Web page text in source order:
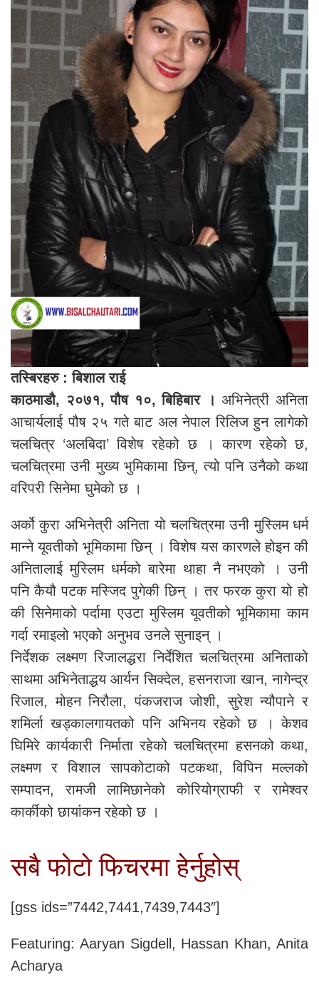
तस्बिरहरु : बिशाल राई
काठमाडौ, २०७१, पौष १०, बिहिबार । अभिनेत्री अनिता
आचार्यलाई पौष २५ गते बाट अल नेपाल रिलिज हुन लागेको
चलचित्र ‘अलबिदा’ विशेष रहेको छ । कारण रहेको छ,
चलचित्रमा उनी मुख्य भुमिकामा छिन्, त्यो पनि उनैको कथा
वरिपरी सिनेमा घुमेको छ ।
अर्को कुरा अभिनेत्री अनिता यो चलचित्रमा उनी मुस्लिम धर्म
मान्ने यूवतीको भूमिकामा छिन् । विशेष यस कारणले होइन की
अनितालाई मुस्लिम धर्मको बारेमा थाहा नै नभएको । उनी
पनि कैयौ पटक मस्जिद पुगेकी छिन् । तर फरक कुरा यो हो
की सिनेमाको पर्दामा एउटा मुस्लिम यूवतीको भूमिकामा काम
गर्दा रमाइलो भएको अनुभव उनले सुनाइन् ।
निर्देशक लक्ष्मण रिजालद्धरा निर्देशित चलचित्रमा अनिताको
साथमा अभिनेताद्धय आर्यन सिक्देल, हसनराजा खान, नागेन्द्र
रिजाल, मोहन निरौला, पंकजराज जोशी, सुरेश न्यौपाने र
शमिर्ला खड्कालगायतको पनि अभिनय रहेको छ । केशव
घिमिरे कार्यकारी निर्माता रहेको चलचित्रमा हसनको कथा,
लक्ष्मण र विशाल सापकोटाको पटकथा, विपिन मल्लको
सम्पादन, रामजी लामिछानेको कोरियोग्राफी र रामेश्वर
कार्कीको छायांकन रहेको छ ।
सबै फोटो फिचरमा हेर्नुहोस्
[gss ids=”7442,7441,7439,7443″]
Featuring: Aaryan Sigdell, Hassan Khan, Anita
Acharya